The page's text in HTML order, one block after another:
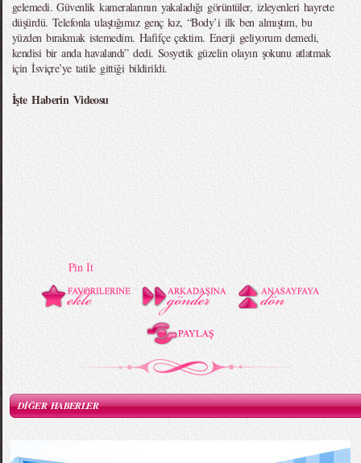
gelemedi. Güvenlik kameralarının yakaladığı görüntüler, izleyenleri hayrete
düşürdü. Telefonla ulaştığımız genç kız, “Body’i ilk ben almıştım, bu
yüzden bırakmak istemedim. Hafifçe çektim. Enerji geliyorum demedi,
kendisi bir anda havalandı” dedi. Sosyetik güzelin olayın şokunu atlatmak
için İsviçre’ye tatile gittiği bildirildi.
İşte Haberin Videosu
Pin It
DİĞER HABERLER